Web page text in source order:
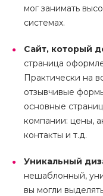
мог занимать
системах.
Сайт, который
страница
Практически на
отзывчивые
основные
компании: цены,
контакты и т.д.
Уникальный
нешаблонный,
вы могли